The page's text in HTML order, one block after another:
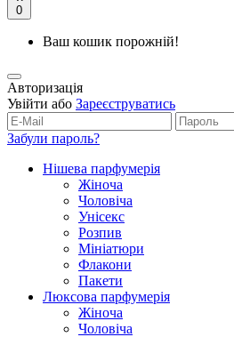
0
Ваш кошик порожній!
Авторизація
Увійти або Зареєструватись
Забули пароль?
Нішева парфумерія
Жіноча
Чоловіча
Унісекс
Розпив
Мініатюри
Флакони
Пакети
Люксова парфумерія
Жіноча
Чоловіча